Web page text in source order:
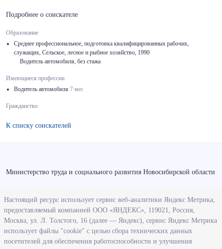
Подробнее о соискателе
Образование
Среднее профессиональное, подготовка квалифицированных рабочих,
служащих, Сельское, лесное и рыбное хозяйство, 1990
Водитель автомобиля, без стажа
Имеющиеся профессии
Водитель автомобиля 7 мес
Гражданство
К списку соискателей
Министерство труда и социального развития Новосибирской области
О ведомстве
Деятельность министерства труда и социального развития
Новосибирской области
Контрольно-надзорная деятельность министерства
Настоящий ресурс использует сервис веб-аналитики Яндекс Метрика,
предоставляемый компанией ООО «ЯНДЕКС», 119021, Россия,
Москва, ул. Л. Толстого, 16 (далее — Яндекс), сервис Яндекс Метрика
использует файлы "cookie" с целью сбора технических данных
посетителей для обеспечения работоспособности и улучшения